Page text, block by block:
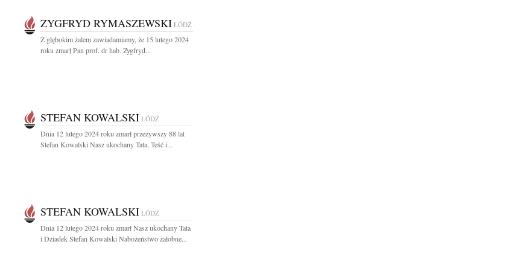
ZYGFRYD RYMASZEWSKI ŁÓDŹ
Z głębokim żalem zawiadamiamy, że 15 lutego 2024
roku zmarł Pan prof. dr hab. Zygfryd...
STEFAN KOWALSKI ŁÓDŹ
Dnia 12 lutego 2024 roku zmarł przeżywszy 88 lat
Stefan Kowalski Nasz ukochany Tata, Teść i...
STEFAN KOWALSKI ŁÓDŹ
Dnia 12 lutego 2024 roku zmarł Nasz ukochany Tata
i Dziadek Stefan Kowalski Nabożeństwo żałobne...